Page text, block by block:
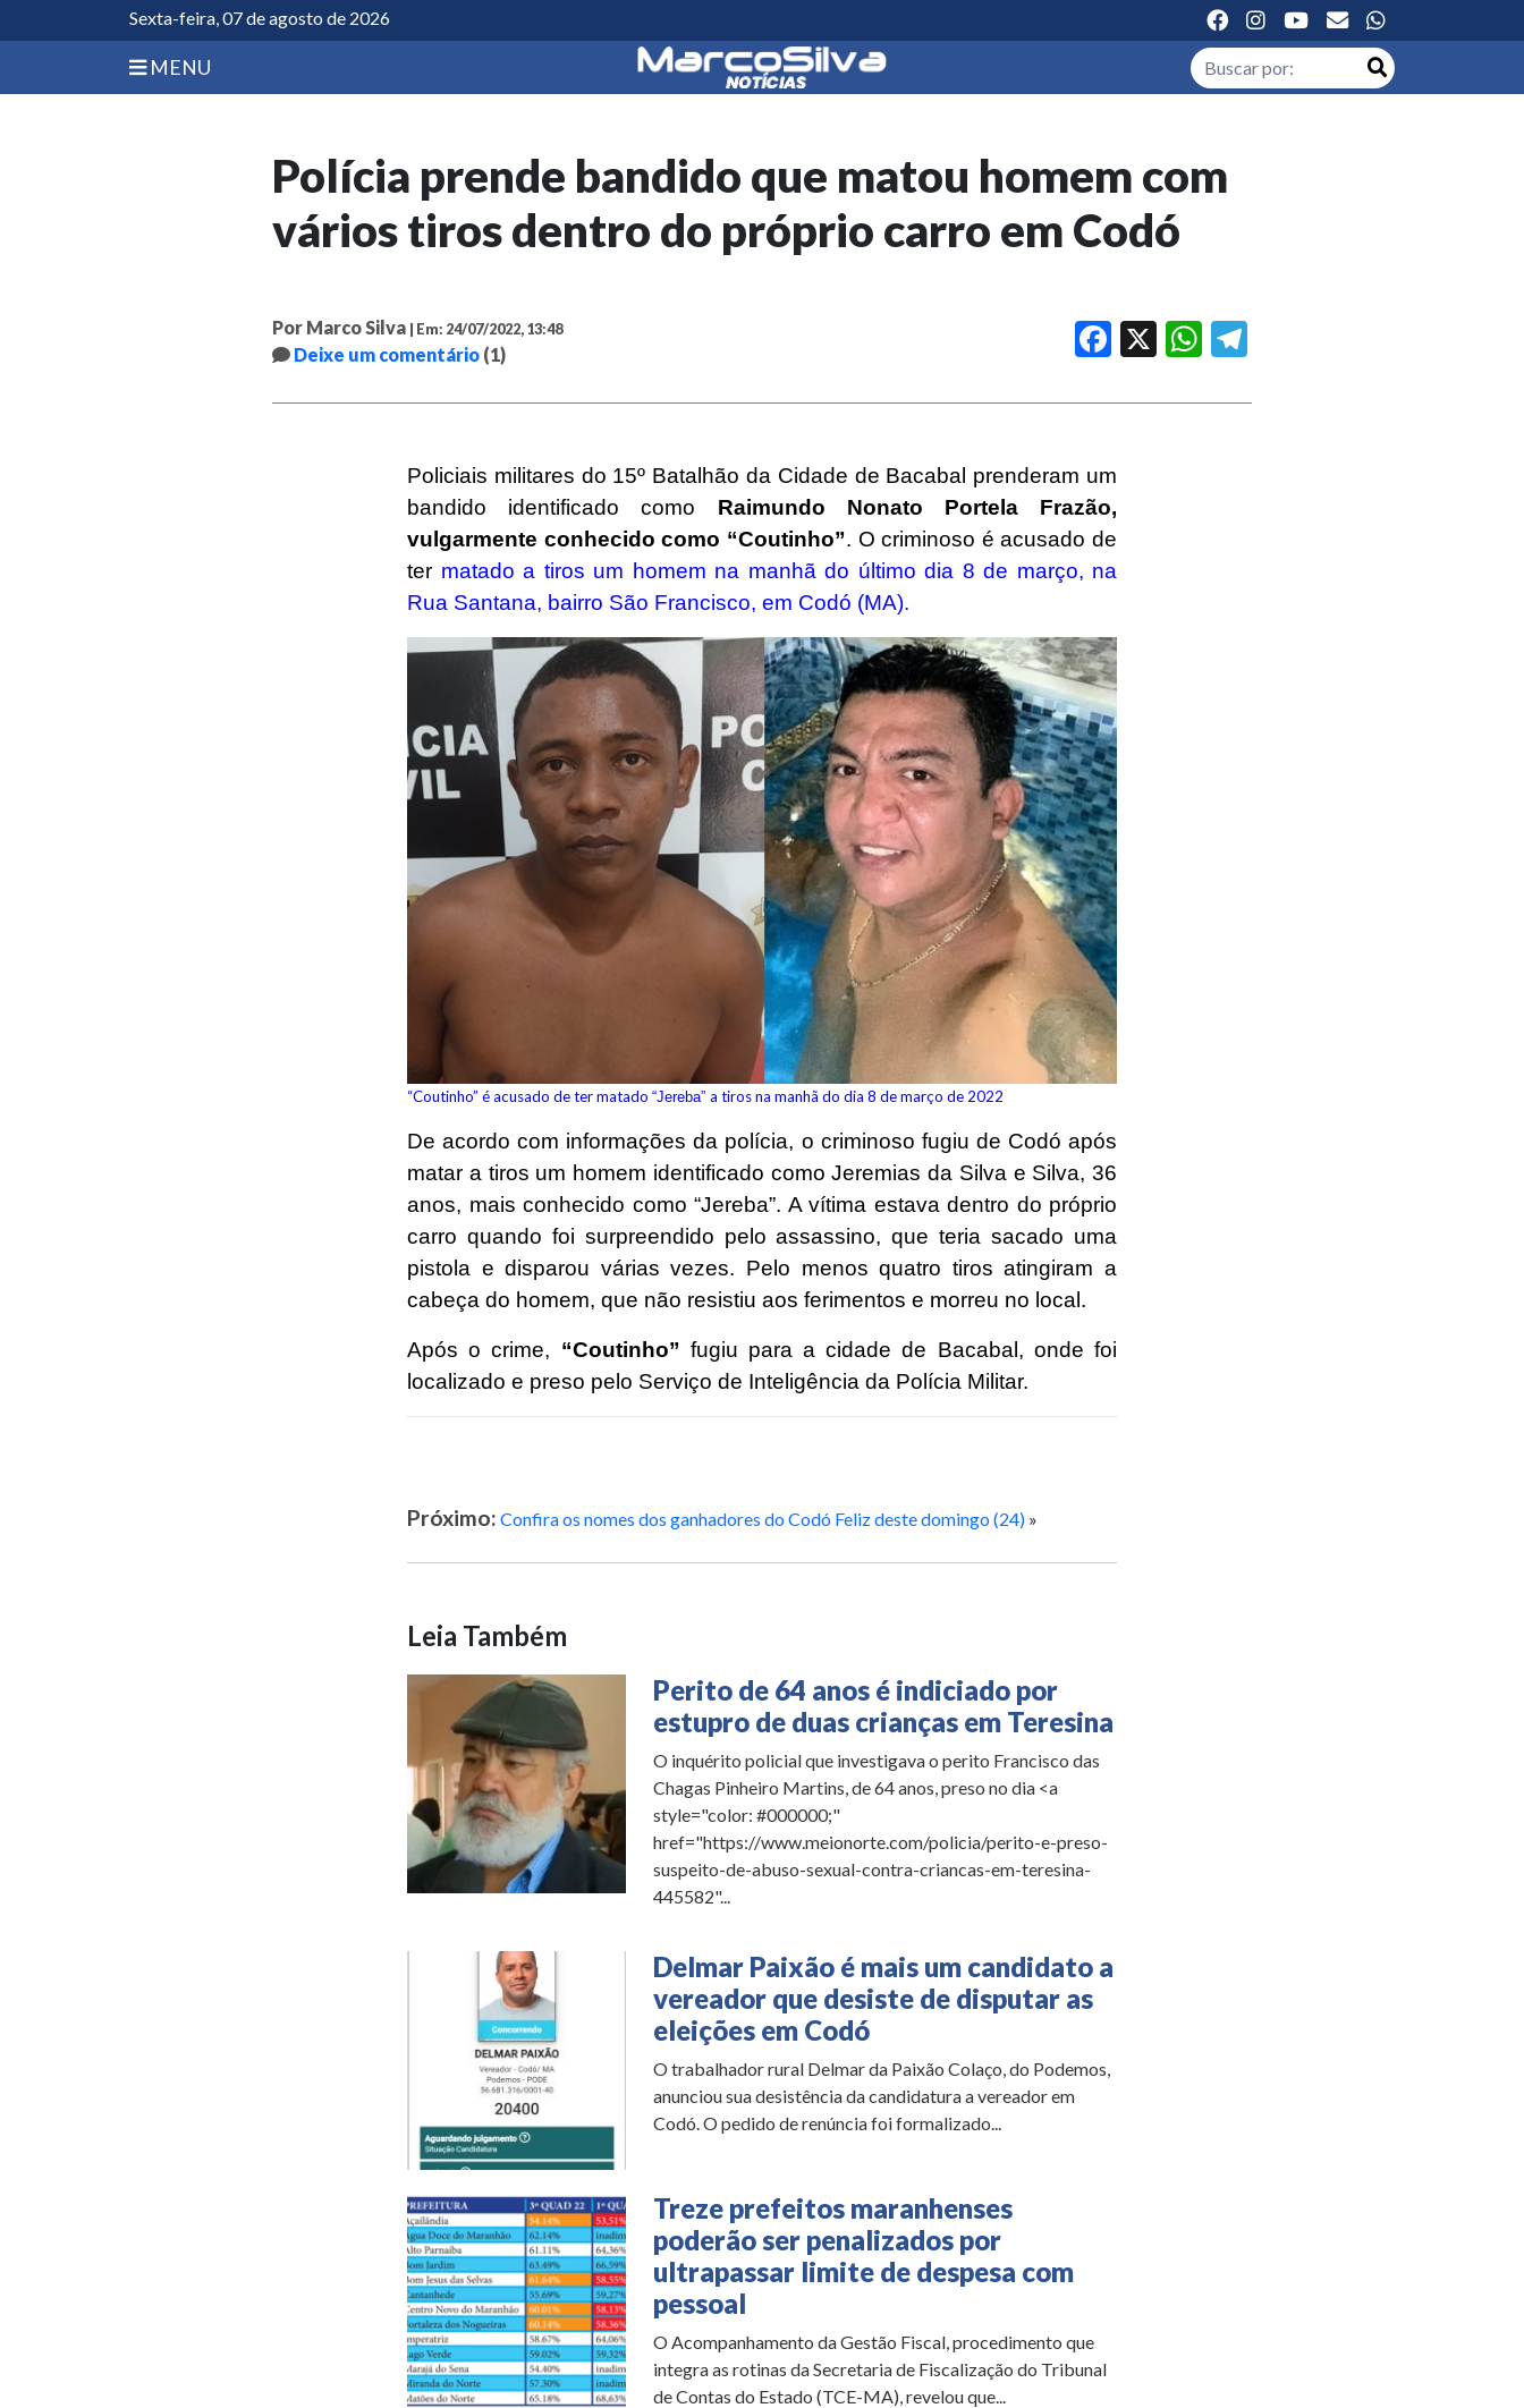
Sexta-feira, 07 de agosto de 2026
MENU
Polícia prende bandido que matou homem com
vários tiros dentro do próprio carro em Codó
Por Marco Silva | Em: 24/07/2022, 13:48
Deixe um comentário (1)
Facebook WhatsApp
Policiais militares do 15º Batalhão da Cidade de Bacabal prenderam um
bandido identificado como Raimundo Nonato Portela Frazão,
vulgarmente conhecido como “Coutinho”. O criminoso é acusado de
ter matado a tiros um homem na manhã do último dia 8 de março, na
Rua Santana, bairro São Francisco, em Codó (MA).
“Coutinho” é acusado de ter matado “Jereba” a tiros na manhã do dia 8 de março de 2022
De acordo com informações da polícia, o criminoso fugiu de Codó após
matar a tiros um homem identificado como Jeremias da Silva e Silva, 36
anos, mais conhecido como “Jereba”. A vítima estava dentro do próprio
carro quando foi surpreendido pelo assassino, que teria sacado uma
pistola e disparou várias vezes. Pelo menos quatro tiros atingiram a
cabeça do homem, que não resistiu aos ferimentos e morreu no local.
Após o crime, “Coutinho” fugiu para a cidade de Bacabal, onde foi
localizado e preso pelo Serviço de Inteligência da Polícia Militar.
Próximo: Confira os nomes dos ganhadores do Codó Feliz deste domingo (24) »
Leia Também
Perito de 64 anos é indiciado por
estupro de duas crianças em Teresina
O inquérito policial que investigava o perito Francisco das
Chagas Pinheiro Martins, de 64 anos, preso no dia <a
style="color: #000000;"
href="https://www.meionorte.com/policia/perito-e-preso-
suspeito-de-abuso-sexual-contra-criancas-em-teresina-
445582"...
Delmar Paixão é mais um candidato a
vereador que desiste de disputar as
eleições em Codó
O trabalhador rural Delmar da Paixão Colaço, do Podemos,
anunciou sua desistência da candidatura a vereador em
Codó. O pedido de renúncia foi formalizado...
Treze prefeitos maranhenses
poderão ser penalizados por
ultrapassar limite de despesa com
pessoal
O Acompanhamento da Gestão Fiscal, procedimento que
integra as rotinas da Secretaria de Fiscalização do Tribunal
de Contas do Estado (TCE-MA), revelou que...